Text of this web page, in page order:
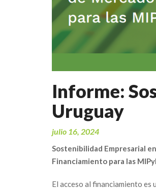
Informe:
Uruguay
julio 16, 2024
Sostenibilidad Empresarial
Financiamiento para las
El acceso al financiamiento